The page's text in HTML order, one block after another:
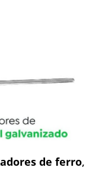
de ferro,